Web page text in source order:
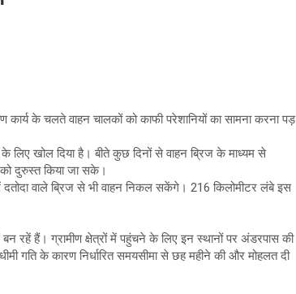
कार्य के चलते वाहन चालकों को काफी परेशानियों का सामना करना पड़
के लिए खोल दिया है। बीते कुछ दिनों से वाहन ब्रिज के माध्यम से
दुरुस्त किया जा सके।
दतोदा वाले ब्रिज से भी वाहन निकल सकेंगे। 216 किलोमीटर लंबे इस
रहें हैं। ग्रामीण क्षेत्रों में पहुंचने के लिए इन स्थानों पर अंडरपास की
गति के कारण निर्धारित समयसीमा से छह महीने की और मोहलत दी